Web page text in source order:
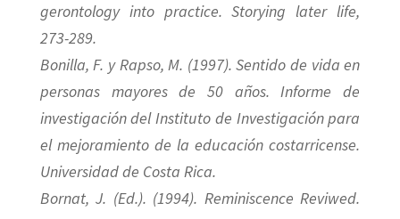
gerontology into practice. Storying later life,
273-289.
Bonilla, F. y Rapso, M. (1997). Sentido de vida en
personas mayores de 50 años. Informe de
investigación del Instituto de Investigación para
el mejoramiento de la educación costarricense.
Universidad de Costa Rica.
Bornat, J. (Ed.). (1994). Reminiscence Reviwed.